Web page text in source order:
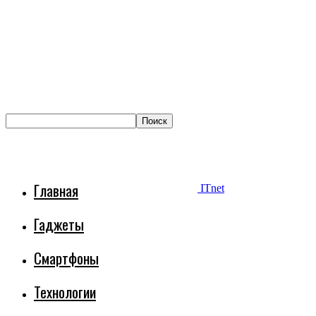
ITnet
Главная
Гаджеты
Смартфоны
Технологии